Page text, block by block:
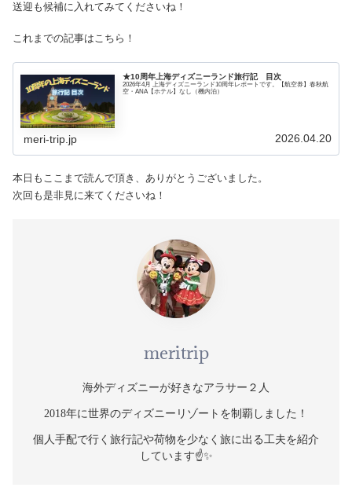
送迎も候補に入れてみてくださいね！
これまでの記事はこちら！
★10周年上海ディズニーランド旅行記 目次
2026年4月 上海ディズニーランド10周年レポートです。【航空券】春秋航
空・ANA【ホテル】なし（機内泊）
meri-trip.jp 2026.04.20
本日もここまで読んで頂き、ありがとうございました。
次回も是非見に来てくださいね！
meritrip
海外ディズニーが好きなアラサー２人
2018年に世界のディズニーリゾートを制覇しました！
個人手配で行く旅行記や荷物を少なく旅に出る工夫を紹介
しています☝️✨